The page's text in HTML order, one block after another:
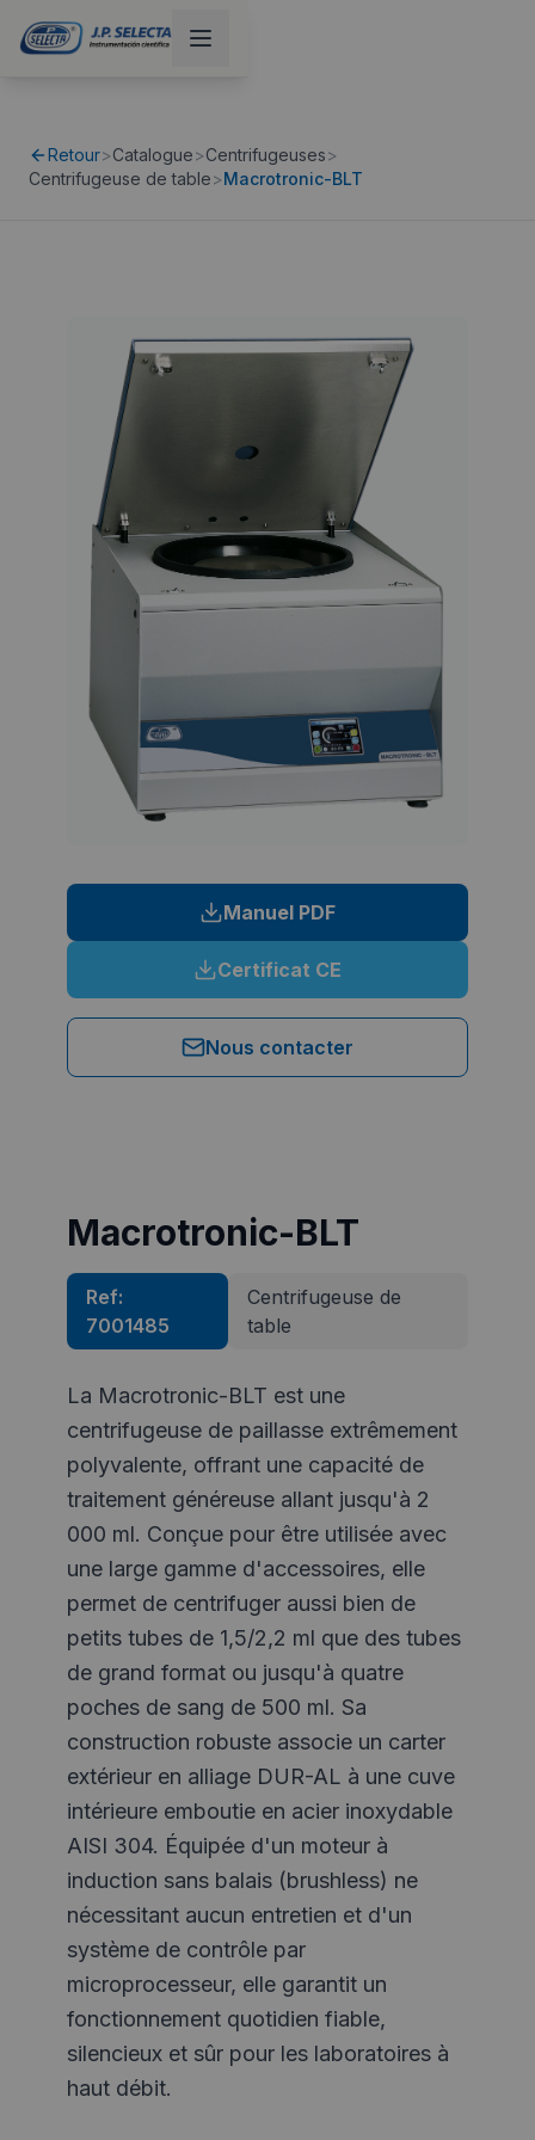
Retour>Catalogue>Centrifugeuses>
Centrifugeuse de table>Macrotronic-BLT
Manuel PDF
Certificat CE
Nous contacter
Macrotronic-BLT
Ref:
7001485
Centrifugeuse de
table
La Macrotronic-BLT est une
centrifugeuse de paillasse extrêmement
polyvalente, offrant une capacité de
traitement généreuse allant jusqu'à 2
000 ml. Conçue pour être utilisée avec
une large gamme d'accessoires, elle
permet de centrifuger aussi bien de
petits tubes de 1,5/2,2 ml que des tubes
de grand format ou jusqu'à quatre
poches de sang de 500 ml. Sa
construction robuste associe un carter
extérieur en alliage DUR-AL à une cuve
intérieure emboutie en acier inoxydable
AISI 304. Équipée d'un moteur à
induction sans balais (brushless) ne
nécessitant aucun entretien et d'un
système de contrôle par
microprocesseur, elle garantit un
fonctionnement quotidien fiable,
silencieux et sûr pour les laboratoires à
haut débit.